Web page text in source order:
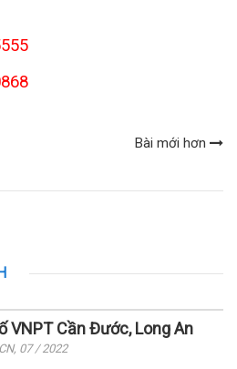
Bài mới hơn
VNPT Cần Đước, Long An
CN, 07 / 2022